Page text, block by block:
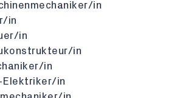
in
in
in
in
in
Elektriker/in